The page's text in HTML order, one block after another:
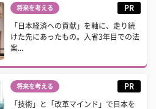
将来を考える PR
「日本経済への貢献」を軸に、走り続
けた先にあったもの。入省3年目での法
案...
将来を考える PR
「技術」と「改革マインド」で日本を